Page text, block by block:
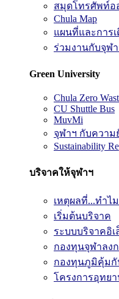
สมุดโทรศัพท์อ
Chula Map
แผนที่และการ
ร่วมงานกับจุฬ
Green University
Chula Zero
CU Shuttle Bus
MuvMi
จุฬาฯ กับความ
Sustainability
บริจาคให้จุฬาฯ
เหตุผลที่...ทำไ
เริ่มต้นบริจาค
ระบบบริจาคอิ
กองทุนจุฬาลง
กองทุนภูมิคุ้มกั
โครงการอุทย